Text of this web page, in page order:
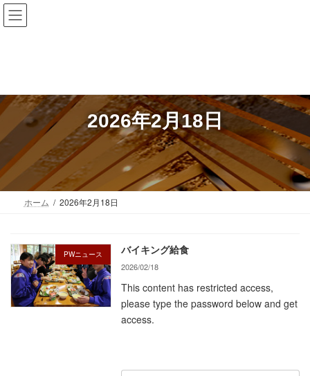
コ
ン
ス
キ
プ
ナ
ビ
ン
に
動
2026年2月18日
ホーム 2026年2月18日
PWニュース
バイキング給食
2026/02/18
This content has restricted access,
please type the password below and get
access.